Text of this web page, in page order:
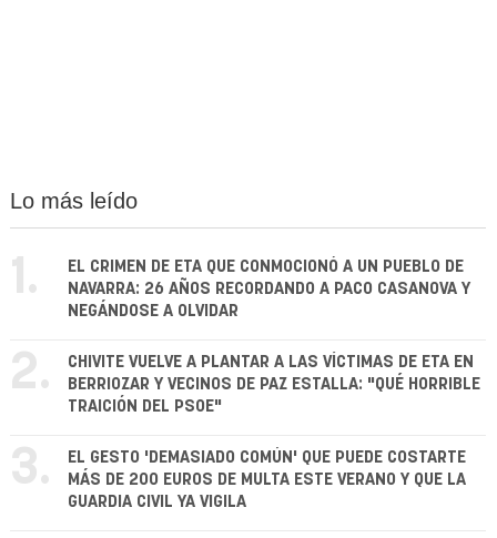
Lo más leído
1.
EL CRIMEN DE ETA QUE CONMOCIONÓ A UN PUEBLO DE
NAVARRA: 26 AÑOS RECORDANDO A PACO CASANOVA Y
NEGÁNDOSE A OLVIDAR
2.
CHIVITE VUELVE A PLANTAR A LAS VÍCTIMAS DE ETA EN
BERRIOZAR Y VECINOS DE PAZ ESTALLA: "QUÉ HORRIBLE
TRAICIÓN DEL PSOE"
3.
EL GESTO 'DEMASIADO COMÚN' QUE PUEDE COSTARTE
MÁS DE 200 EUROS DE MULTA ESTE VERANO Y QUE LA
GUARDIA CIVIL YA VIGILA